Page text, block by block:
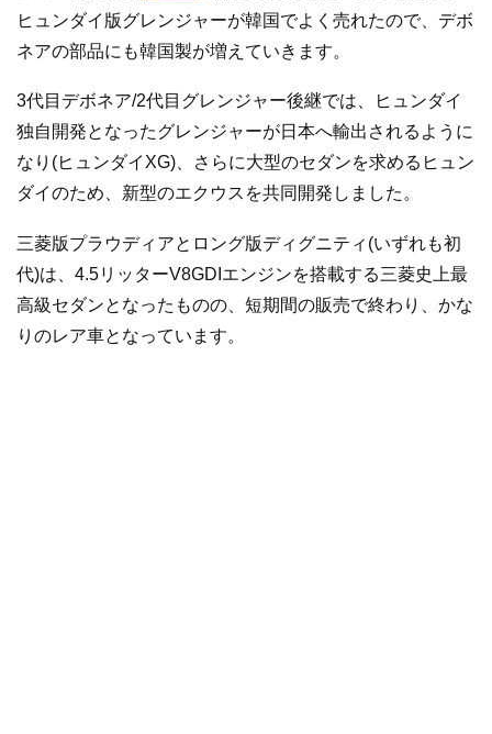
ヒュンダイ版グレンジャーが韓国でよく売れたので、デボ
ネアの部品にも韓国製が増えていきます。
3代目デボネア/2代目グレンジャー後継では、ヒュンダイ
独自開発となったグレンジャーが日本へ輸出されるように
なり(ヒュンダイXG)、さらに大型のセダンを求めるヒュン
ダイのため、新型のエクウスを共同開発しました。
三菱版プラウディアとロング版ディグニティ(いずれも初
代)は、4.5リッターV8GDIエンジンを搭載する三菱史上最
高級セダンとなったものの、短期間の販売で終わり、かな
りのレア車となっています。